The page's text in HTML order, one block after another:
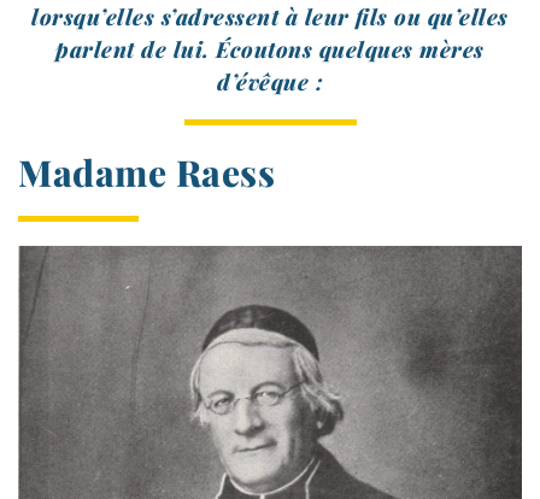
lorsqu’elles s’adressent à leur fils ou qu’elles
parlent de lui. Écoutons quelques mères
d’évêque :
Madame Raess